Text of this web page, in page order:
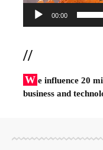
00:00
//
W e influence 20
business and